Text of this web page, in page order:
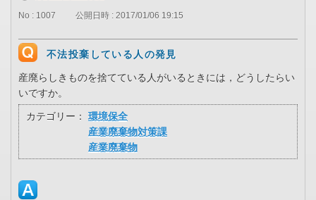
No : 1007 公開日時 : 2017/01/06 19:15
不法投棄している人の発見
産廃らしきものを捨てている人がいるときには，どうしたらい
いですか。
カテゴリー：
環境保全
産業廃棄物対策課
産業廃棄物